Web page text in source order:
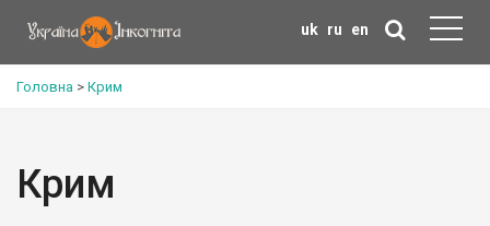
uk ru en
Головна > Крим
Крим